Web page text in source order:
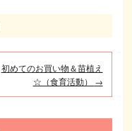
初めてのお買い物＆苗植え
☆（食育活動） →